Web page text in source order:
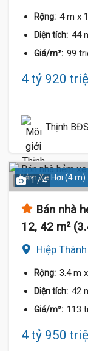
Rộng: 4 m x
Diện tích: 44
Giá/m²: 99
4 tỷ 920
Thịnh BĐS
Hẻm Xe Hơi (4 m)
1 / 4
Bán nhà
12, 42 m²
Hiệp
Rộng: 3.4 m
Diện tích: 42
Giá/m²: 113
4 tỷ 950